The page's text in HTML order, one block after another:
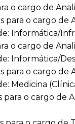
o cargo de
para o cargo de
Informática/
o cargo de
Informática/
para o cargo de
Medicina
para o cargo de